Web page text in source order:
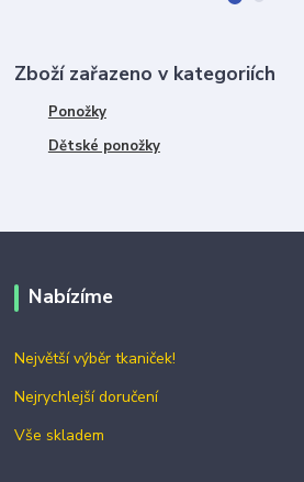
Zboží zařazeno v kategoriích
Ponožky
Dětské ponožky
Nabízíme
Největší výběr tkaniček!
Nejrychlejší doručení
Vše skladem